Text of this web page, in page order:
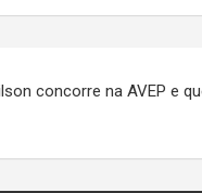
concorre na AVEP e